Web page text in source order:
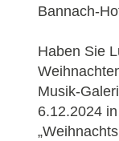
Bannach-
Haben Sie
Musik-
6.12.2024